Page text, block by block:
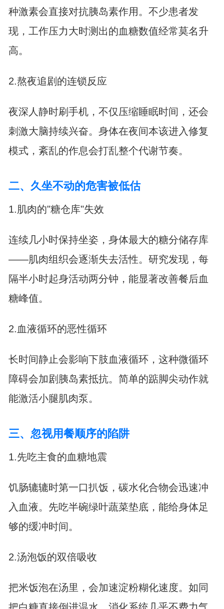
种激素会直接对抗胰岛素作用。不少患者发
现，工作压力大时测出的血糖数值经常莫名升
高。
2.熬夜追剧的连锁反应
夜深人静时刷手机，不仅压缩睡眠时间，还会
刺激大脑持续兴奋。身体在夜间本该进入修复
模式，紊乱的作息会打乱整个代谢节奏。
二、久坐不动的危害被低估
1.肌肉的"糖仓库"失效
连续几小时保持坐姿，身体最大的糖分储存库
——肌肉组织会逐渐失去活性。研究发现，每
隔半小时起身活动两分钟，能显著改善餐后血
糖峰值。
2.血液循环的恶性循环
长时间静止会影响下肢血液循环，这种微循环
障碍会加剧胰岛素抵抗。简单的踮脚尖动作就
能激活小腿肌肉泵。
三、忽视用餐顺序的陷阱
1.先吃主食的血糖地震
饥肠辘辘时第一口扒饭，碳水化合物会迅速冲
入血液。先吃半碗绿叶蔬菜垫底，能给身体足
够的缓冲时间。
2.汤泡饭的双倍吸收
把米饭泡在汤里，会加速淀粉糊化速度。如同